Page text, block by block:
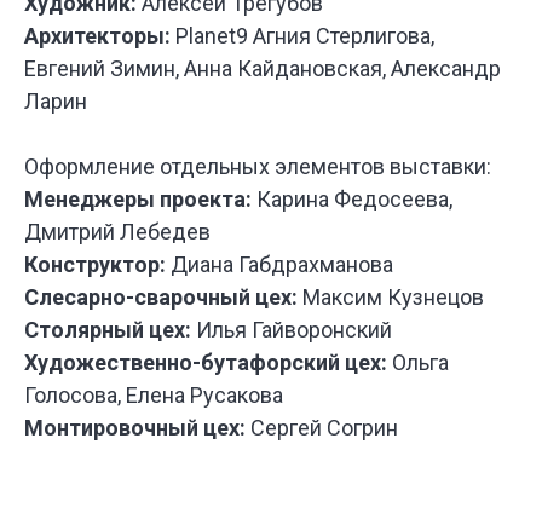
Архитекторы: Planet9 Агния Стерлигова,
Евгений Зимин, Анна Кайдановская, Александр
Ларин
Оформление отдельных элементов выставки:
Менеджеры проекта: Карина Федосеева,
Дмитрий Лебедев
Конструктор: Диана Габдрахманова
Слесарно-сварочный цех: Максим Кузнецов
Столярный цех: Илья Гайворонский
Художественно-бутафорский цех: Ольга
Голосова, Елена Русакова
Монтировочный цех: Сергей Согрин